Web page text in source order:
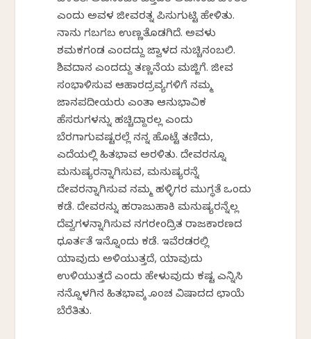
ಎಂದು ಅವಳ ಜೀವರತ್ನ ಪಿಸುಗುಟ್ಟಿ ಹೇಳಿತು.
ನಾನು ಗಬಗಬ ಉಣ್ಣತೊಡಗಿದೆ. ಅವಳು
ಶಮಕಗಂಡ ಎಂದದ್ದು ಜ್ವಾಳದ ನುಚ್ಚಿನಂಬಲಿ.
ಶಿವದಾನ ಎಂದದ್ದು ತಣ್ಣನೆಯ ಮಜ್ಜಿಗೆ. ಜೀವ
ಸಂಭಾಳಿಸುವ ಆಹಾರದ್ರವ್ಯಗಳಿಗೆ ನಮ್ಮ
ಜಾನಪದೀಯರು ಎಂತಾ ಆನುಭಾವಿಕ
ಹೆಸರುಗಳನ್ನು ಹಚ್ಚಿದ್ದಾರಲ್ಲ ಎಂದು
ಬೆರಗಾಗುವಷ್ಟರಲ್ಲೆ ನನ್ನ ಹೊಟ್ಟೆ ತಣಿದು,
ಎದೆಯಲ್ಲಿ ಹಿತಭಾವ ಅರಳಿತು. ದೇವರನ್ನೂ
ಮನುಷ್ಯರನ್ನಾಗಿಸುವ, ಮನುಷ್ಯರನ್ನೆ
ದೇವರನ್ನಾಗಿಸುವ ನಮ್ಮ ಹಳ್ಳಿಗರ ಮುಗ್ಧತೆ ಒಂದು
ಕಡೆ. ದೇವರನ್ನು ಹರಾಜುಹಾಕಿ ಮನುಷ್ಯರನ್ನೆಲ್ಲ
ದೆವ್ವಗಳನ್ನಾಗಿಸುವ ನಗರಕೇಂದ್ರಿತ ರಾಜಕಾರಣದ
ಧೂರ್ತತೆ ಇನ್ನೊಂದು ಕಡೆ. ಇವೆರಡರಲ್ಲಿ
ಯಾವುದು ಅಳಿಯುತ್ತದೆ, ಯಾವುದು
ಉಳಿಯುತ್ತದೆ ಎಂದು ಹೇಳುವುದು ಕಷ್ಟ ಎನ್ನಿಸಿ
ನನ್ನೊಳಗಿನ ಹಿತಭಾವಕ್ಕೆ ಕೊಂಚ ವಿಷಾದದ ಛಾಯೆ
ಬೆರೆತಿತು.